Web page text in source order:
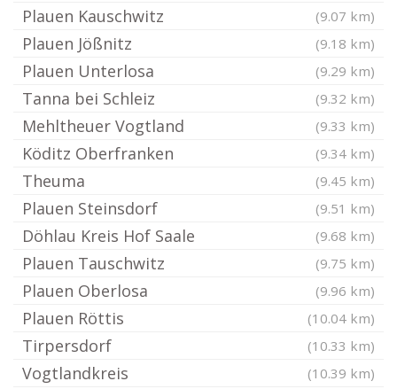
Plauen Kauschwitz (9.07 km)
Plauen Jößnitz (9.18 km)
Plauen Unterlosa (9.29 km)
Tanna bei Schleiz (9.32 km)
Mehltheuer Vogtland (9.33 km)
Köditz Oberfranken (9.34 km)
Theuma (9.45 km)
Plauen Steinsdorf (9.51 km)
Döhlau Kreis Hof Saale (9.68 km)
Plauen Tauschwitz (9.75 km)
Plauen Oberlosa (9.96 km)
Plauen Röttis (10.04 km)
Tirpersdorf (10.33 km)
Vogtlandkreis (10.39 km)